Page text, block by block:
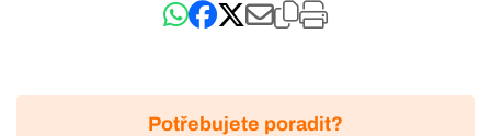
Potřebujete poradit?